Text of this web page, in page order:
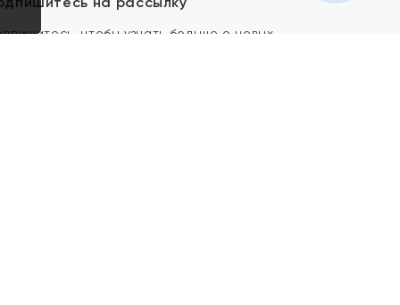
чтобы узнать больше о новых